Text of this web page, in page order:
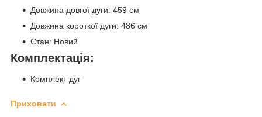
Довжина довгої дуги: 459 см
Довжина короткої дуги: 486 см
Стан: Новий
Комплектація:
Комплект дуг
Приховати